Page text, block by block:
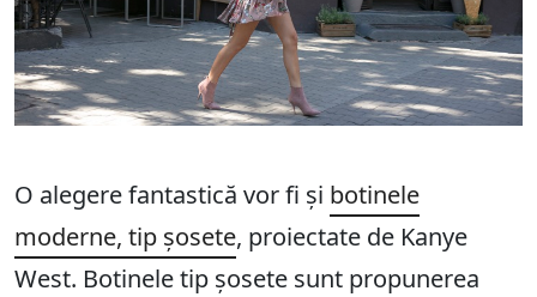
O alegere fantastică vor fi și botinele
moderne, tip șosete, proiectate de Kanye
West. Botinele tip șosete sunt propunerea